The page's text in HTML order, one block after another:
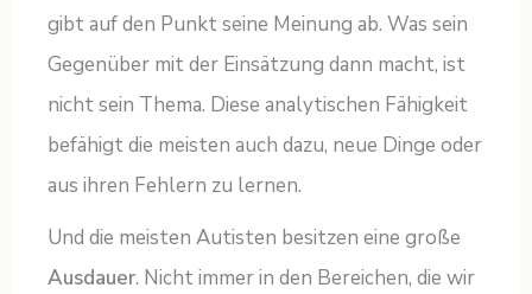
gibt auf den Punkt seine Meinung ab. Was sein
Gegenüber mit der Einsätzung dann macht, ist
nicht sein Thema. Diese analytischen Fähigkeit
befähigt die meisten auch dazu, neue Dinge oder
aus ihren Fehlern zu lernen.
Und die meisten Autisten besitzen eine große
Ausdauer. Nicht immer in den Bereichen, die wir